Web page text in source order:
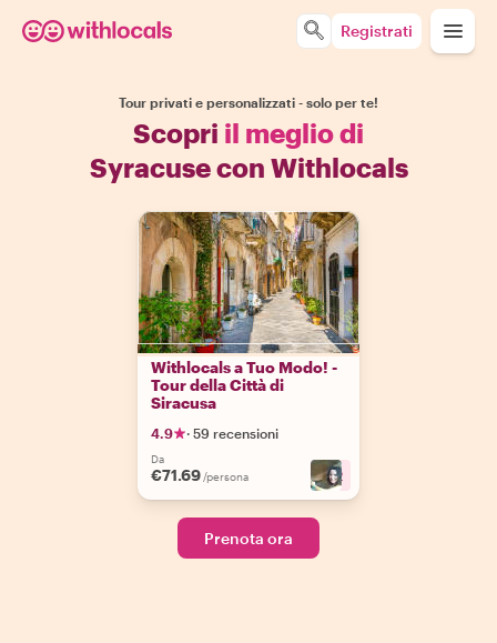
Registrati
Tour privati e personalizzati - solo per te!
Scopri il meglio di
Syracuse con Withlocals
Withlocals a Tuo Modo! -
Tour della Città di
Siracusa
4.9 · 59 recensioni
Da
€71.69 /persona +2
Prenota ora